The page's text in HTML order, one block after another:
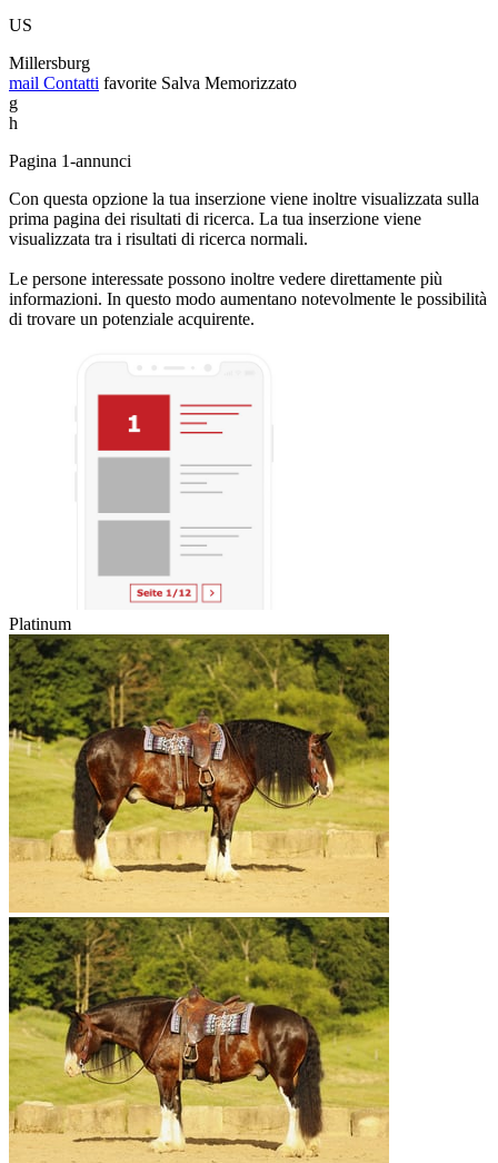
US
Millersburg
mail Contatti favorite Salva Memorizzato
g
h
Pagina 1-annunci
Con questa opzione la tua inserzione viene inoltre visualizzata sulla
prima pagina dei risultati di ricerca. La tua inserzione viene
visualizzata tra i risultati di ricerca normali.
Le persone interessate possono inoltre vedere direttamente più
informazioni. In questo modo aumentano notevolmente le possibilità
di trovare un potenziale acquirente.
Platinum